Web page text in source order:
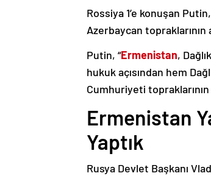
Rossiya 1’e konuşan
Azerbaycan
Putin, “Ermenistan,
hukuk açısından hem
Cumhuriyeti
Ermenistan
Yaptık
Rusya Devlet Başkanı